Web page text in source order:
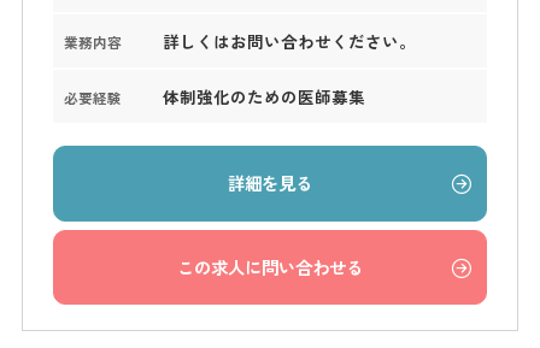
業務内容 詳しくはお問い合わせください。
必要経験 体制強化のための医師募集
詳細を見る
この求人に問い合わせる